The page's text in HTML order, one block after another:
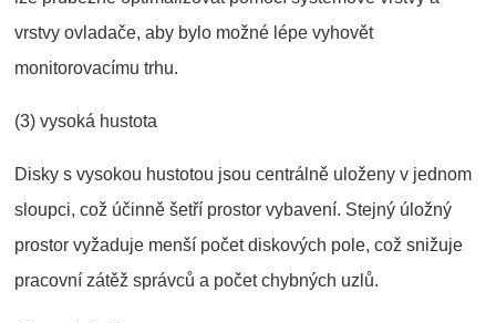
vrstvy ovladače, aby bylo možné lépe vyhovět
monitorovacímu trhu.
(3) vysoká hustota
Disky s vysokou hustotou jsou centrálně uloženy v jednom
sloupci, což účinně šetří prostor vybavení. Stejný úložný
prostor vyžaduje menší počet diskových pole, což snižuje
pracovní zátěž správců a počet chybných uzlů.